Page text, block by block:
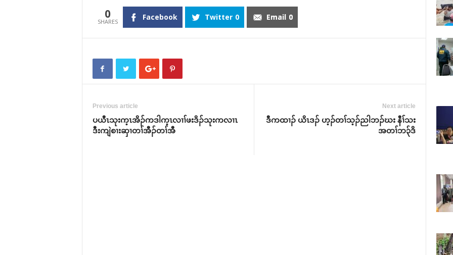
0 Facebook Twitter 0 Email 0
Previous article
ပယီၤသုးက့ၤအိၣ်ကဒါက့ၤလၢၢ်ဖးဒိၣ်သုးကလၢၤ
ဒီးကျဲစၢးဆှၢတၢ်အီၣ်တၢ်အီ
Next article
ဒီကထၢၣ် ယိၤဒၣ် ဟ့ၣ်တၢ်သ့ၣ်ညါဘၣ်ဃး နီၢ်သး
အတၢ်ဘ၃်ဒိ